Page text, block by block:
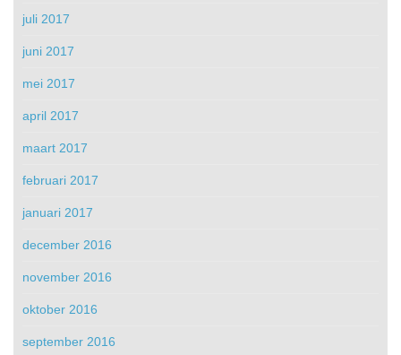
juli 2017
juni 2017
mei 2017
april 2017
maart 2017
februari 2017
januari 2017
december 2016
november 2016
oktober 2016
september 2016